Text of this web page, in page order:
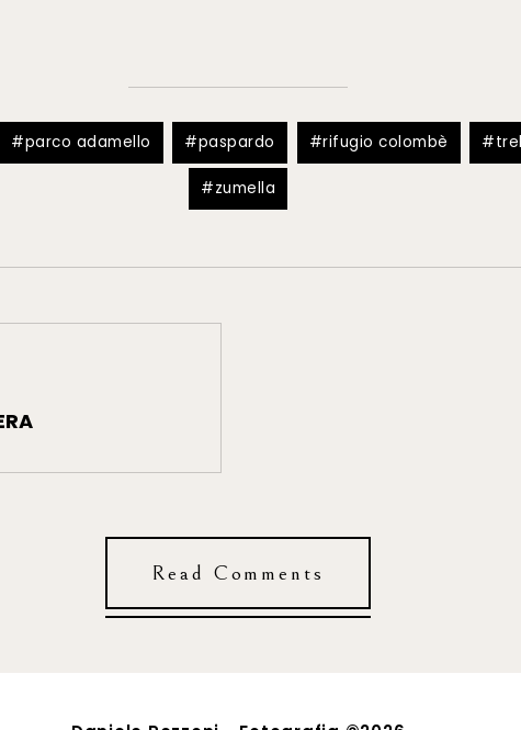
parco adamello paspardo rifugio colombè
zumella
Read Comments